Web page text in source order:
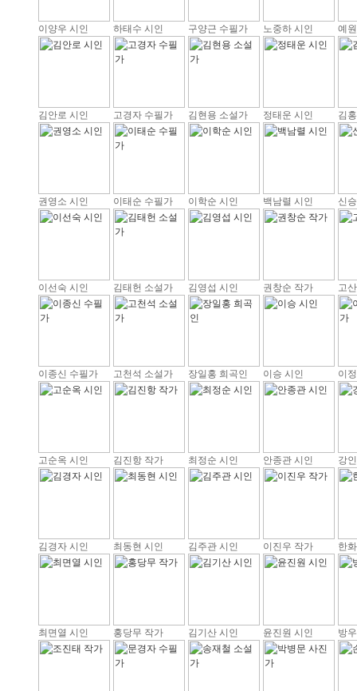
이양우 시인 하태수 시인 구양근 수필가 노중하 시인 예
김안로 시인 고경자 수필가 김현용 소설가 정태운 시인 김
권영소 시인 이태순 수필가 이학순 시인 백남렬 시인 신
이선숙 시인 김태헌 소설가 김영섭 시인 권창순 작가 고
이종신 수필가 고천석 소설가 장일홍 희곡인 이승 시인 이
고순옥 시인 김진항 작가 최정순 시인 안종관 시인 강
김경자 시인 최동현 시인 김주관 시인 이진우 작가 한
최면열 시인 홍당무 작가 김기산 시인 윤진원 시인 방